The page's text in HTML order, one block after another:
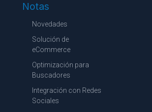
Notas
Novedades
Solución de
eCommerce
Optimización para
Buscadores
Integración con Redes
Sociales